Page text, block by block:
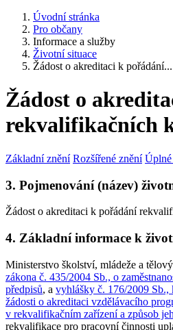
Úvodní stránka
Pro občany
Informace a služby
Životní situace
Žádost o akreditaci k pořádání...
Žádost o
rekvalifikačních
Základní znění Rozšířené znění
3. Pojmenování (název)
Žádost o akreditaci k pořádání
4. Základní informace k
Ministerstvo školství, mládeže a
zákona č. 435/2004 Sb., o
předpisů, a vyhlášky č. 176/2009 Sb.,
žádosti o akreditaci vzdělávacího
v rekvalifikačním zařízení a způsob
rekvalifikace pro pracovní činnosti